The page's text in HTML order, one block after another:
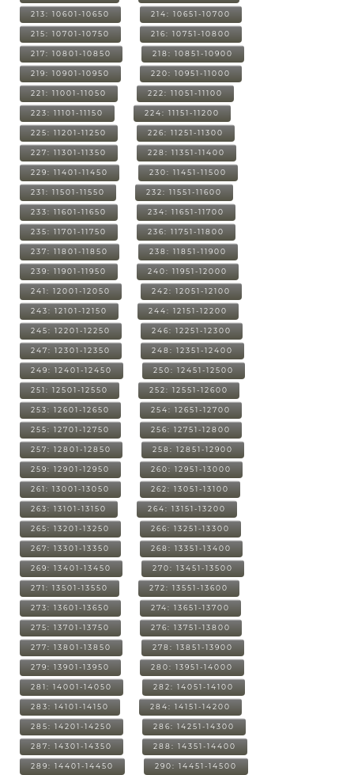
213: 10601-10650 214: 10651-10700
215: 10701-10750 216: 10751-10800
217: 10801-10850 218: 10851-10900
219: 10901-10950 220: 10951-11000
221: 11001-11050 222: 11051-11100
223: 11101-11150 224: 11151-11200
225: 11201-11250 226: 11251-11300
227: 11301-11350 228: 11351-11400
229: 11401-11450 230: 11451-11500
231: 11501-11550 232: 11551-11600
233: 11601-11650 234: 11651-11700
235: 11701-11750 236: 11751-11800
237: 11801-11850 238: 11851-11900
239: 11901-11950 240: 11951-12000
241: 12001-12050 242: 12051-12100
243: 12101-12150 244: 12151-12200
245: 12201-12250 246: 12251-12300
247: 12301-12350 248: 12351-12400
249: 12401-12450 250: 12451-12500
251: 12501-12550 252: 12551-12600
253: 12601-12650 254: 12651-12700
255: 12701-12750 256: 12751-12800
257: 12801-12850 258: 12851-12900
259: 12901-12950 260: 12951-13000
261: 13001-13050 262: 13051-13100
263: 13101-13150 264: 13151-13200
265: 13201-13250 266: 13251-13300
267: 13301-13350 268: 13351-13400
269: 13401-13450 270: 13451-13500
271: 13501-13550 272: 13551-13600
273: 13601-13650 274: 13651-13700
275: 13701-13750 276: 13751-13800
277: 13801-13850 278: 13851-13900
279: 13901-13950 280: 13951-14000
281: 14001-14050 282: 14051-14100
283: 14101-14150 284: 14151-14200
285: 14201-14250 286: 14251-14300
287: 14301-14350 288: 14351-14400
289: 14401-14450 290: 14451-14500